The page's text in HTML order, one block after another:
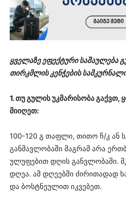
ყველაზე ეფექტური საშაულება
თირკმლის კენჭების
1. თუ გულის უკმარისობა
მიიღეთ:
100-120 გ თაფლი, თითო ჩ/კ ან
განმავლობაში მაგრამ არა
ულუფებით დღის განვლობაში.
დღეა. ამ დღეებში ძირითადად
და ბოსტნეულით იკვებეთ.